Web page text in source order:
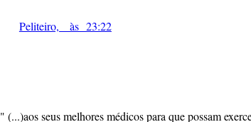
Peliteiro, às 23:22
" (...)aos seus melhores médicos para que possam